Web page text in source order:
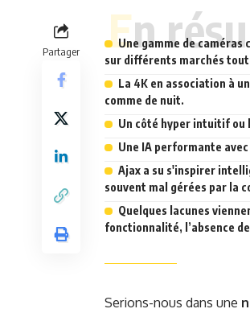
Partager En
Une gamme de caméras
sur différents marchés
La 4K en association à
comme de nuit.
Un côté hyper intuitif ou
Une IA performante
Ajax a su s'inspirer
souvent mal gérées par la
Quelques lacunes
fonctionnalité, l’absence
Serions-nous dans une